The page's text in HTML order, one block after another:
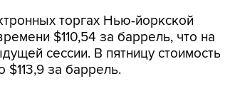
торгах Нью-йоркской
$110,54 за баррель, что на
сессии. В пятницу стоимость
$113,9 за баррель.